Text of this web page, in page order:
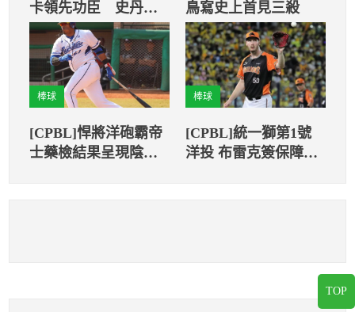
卡領先功臣 史丹頓
連3戰轟爆紅襪打擊率
高達5成83
鳥寫史上首見三殺
棒球
[CPBL]悍將洋砲霸帝
士藥檢結果呈現陰性
棒球
[CPBL]統一獅第1號
洋投 布雷克簽保障年
TOP